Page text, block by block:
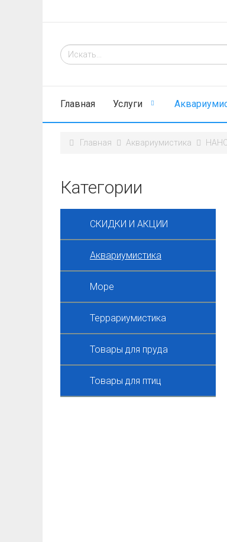
Главная Услуги
Главная Аквариумистика
Категории
СКИДКИ И АКЦИИ
Аквариумистика
Море
Террариумистика
Товары для пруда
Товары для птиц